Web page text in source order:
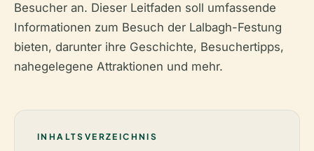
Besucher an. Dieser Leitfaden soll umfassende
Informationen zum Besuch der Lalbagh-Festung
bieten, darunter ihre Geschichte, Besuchertipps,
nahegelegene Attraktionen und mehr.
INHALTSVERZEICHNIS